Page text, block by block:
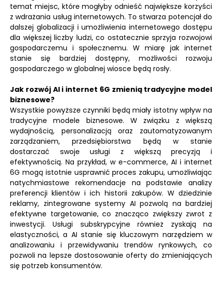
temat miejsc, które mogłyby odnieść największe korzyści
z wdrażania usług internetowych. To stwarza potencjał do
dalszej globalizacji i umożliwienia internetowego dostępu
dla większej liczby ludzi, co ostatecznie sprzyja rozwojowi
gospodarczemu i społecznemu. W miarę jak internet
stanie się bardziej dostępny, możliwości rozwoju
gospodarczego w globalnej wiosce będą rosły.
Jak rozwój AI i internet 6G zmienią tradycyjne model
biznesowe?
Wszystkie powyższe czynniki będą miały istotny wpływ na
tradycyjne modele biznesowe. W związku z większą
wydajnością, personalizacją oraz zautomatyzowanym
zarządzaniem, przedsiębiorstwa będą w stanie
dostarczać swoje usługi z większą precyzją i
efektywnością. Na przykład, w e-commerce, AI i internet
6G mogą istotnie usprawnić proces zakupu, umożliwiając
natychmiastowe rekomendacje na podstawie analizy
preferencji klientów i ich historii zakupów. W dziedzinie
reklamy, zintegrowane systemy AI pozwolą na bardziej
efektywne targetowanie, co znacząco zwiększy zwrot z
inwestycji. Usługi subskrypcyjne również zyskają na
elastyczności, a AI stanie się kluczowym narzędziem w
analizowaniu i przewidywaniu trendów rynkowych, co
pozwoli na lepsze dostosowanie oferty do zmieniających
się potrzeb konsumentów.